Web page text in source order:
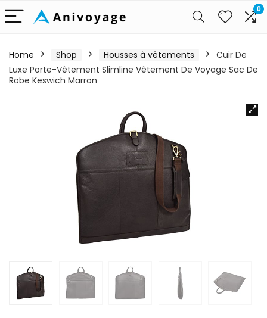
0
Home Shop Housses à vêtements
Cuir De
Luxe Porte-Vêtement Slimline Vêtement De Voyage Sac De
Robe Keswich Marron